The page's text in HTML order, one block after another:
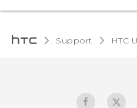
Support HTC